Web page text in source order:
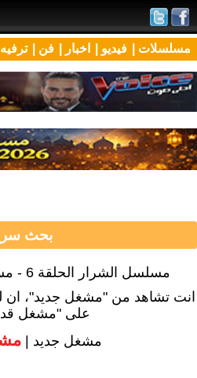
مسلسلات | فيديو | اخبار | فن | ترفيه |
مسلسل الشرار الحلقة 6 - مسلسلات رمضان 2024
انت تشاهد من "مشغل جديد"،
على "مشغل
مشغل جديد |